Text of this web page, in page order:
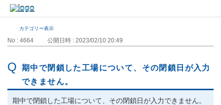
カテゴリー表示
No : 4664 公開日時 : 2023/02/10 20:49
期中で閉鎖した工場について、その閉鎖日が入力
できません。
期中で閉鎖した工場について、その閉鎖日が入力できません。